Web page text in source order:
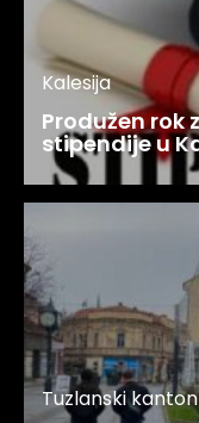
Kalesija
Produžen rok
stipendije u
Tuzlanski kanton